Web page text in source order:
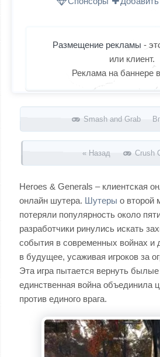
Размещение рекламы -
или клиент.
Реклама на баннере
Запись навигация
Smash and Grab
« Назад Crush
Heroes & Generals – клиентская
онлайн шутера. Шутеры о второй
потеряли популярность около
разработчики ринулись искать
события в современных войнах и
в будущее, усаживая игроков за
Эта игра пытается вернуть былые
единственная война объединила
против единого врага.